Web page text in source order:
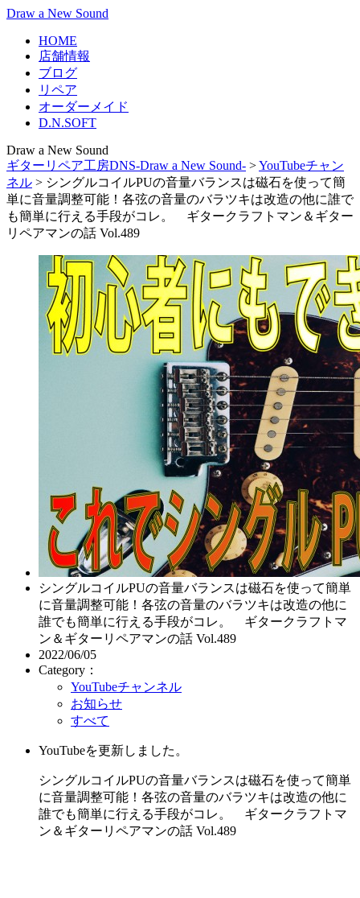
Draw a New Sound
HOME
店舗情報
ブログ
リペア
オーダーメイド
D.N.SOFT
Draw a New Sound
ギターリペア工房DNS-Draw a New Sound- >YouTubeチャン
ネル > シングルコイルPUの音量バランスは磁石を使って簡
単に音量調整可能！各弦の音量のバラツキは改造の他に誰で
も簡単に行える手段がコレ。 ギタークラフトマン＆ギター
リペアマンの話 Vol.489
シングルコイルPUの音量バランスは磁石を使って簡単
に音量調整可能！各弦の音量のバラツキは改造の他に
誰でも簡単に行える手段がコレ。 ギタークラフトマ
ン＆ギターリペアマンの話 Vol.489
2022/06/05
Category：
YouTubeチャンネル
お知らせ
すべて
YouTubeを更新しました。
シングルコイルPUの音量バランスは磁石を使って簡単
に音量調整可能！各弦の音量のバラツキは改造の他に
誰でも簡単に行える手段がコレ。 ギタークラフトマ
ン＆ギターリペアマンの話 Vol.489